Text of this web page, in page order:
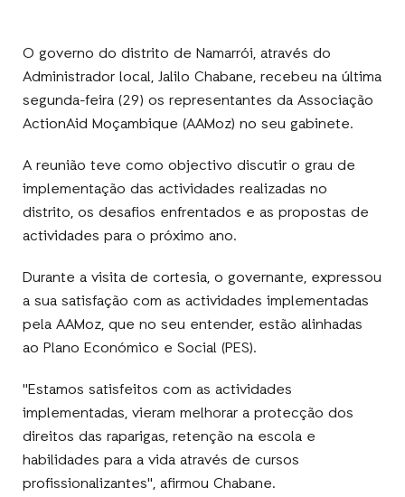
O governo do distrito de Namarrói, através do
Administrador local, Jalilo Chabane, recebeu na última
segunda-feira (29) os representantes da Associação
ActionAid Moçambique (AAMoz) no seu gabinete.
A reunião teve como objectivo discutir o grau de
implementação das actividades realizadas no
distrito, os desafios enfrentados e as propostas de
actividades para o próximo ano.
Durante a visita de cortesia, o governante, expressou
a sua satisfação com as actividades implementadas
pela AAMoz, que no seu entender, estão alinhadas
ao Plano Económico e Social (PES).
"Estamos satisfeitos com as actividades
implementadas, vieram melhorar a protecção dos
direitos das raparigas, retenção na escola e
habilidades para a vida através de cursos
profissionalizantes", afirmou Chabane.